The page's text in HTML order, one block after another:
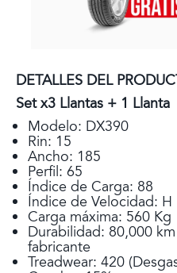
DETALLES DEL
Set x3 Llantas + 1 Llanta
Modelo: DX390
Rin: 15
Ancho: 185
Perfil: 65
Índice de Carga: 88
Índice de Velocidad: H
Carga máxima: 560 Kg
Durabilidad: 80,000
fabricante
Treadwear: 420